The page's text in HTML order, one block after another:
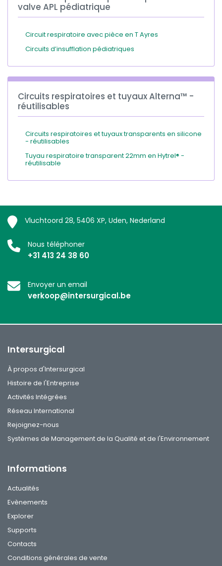
valve APL pédiatrique
Circuit respiratoire avec pièce en T Ayres
Circuits d’insufflation pédiatriques
Circuits respiratoires et tuyaux Alterna™ -
réutilisables
Circuits respiratoires et tuyaux transparents en silicone
- réutilisables
Tuyau respiratoire transparent 22mm en Hytrel® -
réutilisable
Vluchtoord 28, 5406 XP, Uden, Nederland
Nous téléphoner
+31 413 24 38 60
Envoyer un email
verkoop@intersurgical.be
Intersurgical
À propos d'Intersurgical
Histoire de l'Entreprise
Activités Intégrées
Réseau International
Rejoignez-nous
Systèmes de Management de la Qualité et de l'Environnement
Informations
Actualités
Evènements
Explorer
Supports
Contacts
Conditions générales de vente